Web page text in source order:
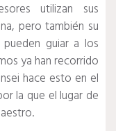
utilizan sus
pero también su
guiar a los
ya han recorrido
hace esto en el
la que el lugar de